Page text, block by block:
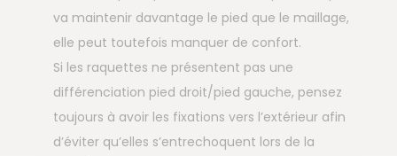
va maintenir davantage le pied que le maillage,
elle peut toutefois manquer de confort.
Si les raquettes ne présentent pas une
différenciation pied droit/pied gauche, pensez
toujours à avoir les fixations vers l’extérieur afin
d’éviter qu’elles s’entrechoquent lors de la